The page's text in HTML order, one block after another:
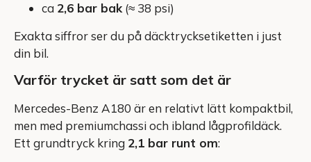
ca 2,6 bar bak(≈ 38 psi)
Exakta siffror ser du på däcktrycksetiketten i just
din bil.
Varför trycket är satt som det är
Mercedes-Benz A180 är en relativt lätt kompaktbil,
men med premiumchassi och ibland lågprofildäck.
Ett grundtryck kring 2,1 bar runt om: